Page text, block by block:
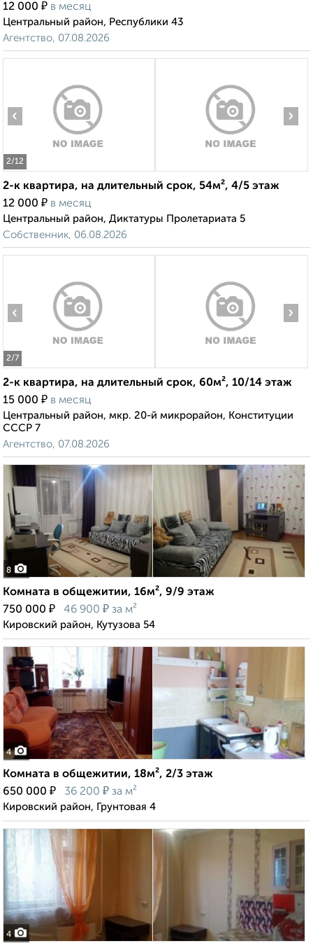
12 000 ₽ в месяц
Центральный район, Республики 43
Агентство, 07.08.2026
2/12
‹ ›
2-к квартира, на длительный срок, 54м², 4/5 этаж
12 000 ₽ в месяц
Центральный район, Диктатуры Пролетариата 5
Собственник, 06.08.2026
2/7
‹ ›
2-к квартира, на длительный срок, 60м², 10/14 этаж
15 000 ₽ в месяц
Центральный район, мкр. 20-й микрорайон, Конституции
СССР 7
Агентство, 07.08.2026
8
Комната в общежитии, 16м², 9/9 этаж
750 000 ₽ 46 900 ₽ за м²
Кировский район, Кутузова 54
4
Комната в общежитии, 18м², 2/3 этаж
650 000 ₽ 36 200 ₽ за м²
Кировский район, Грунтовая 4
4